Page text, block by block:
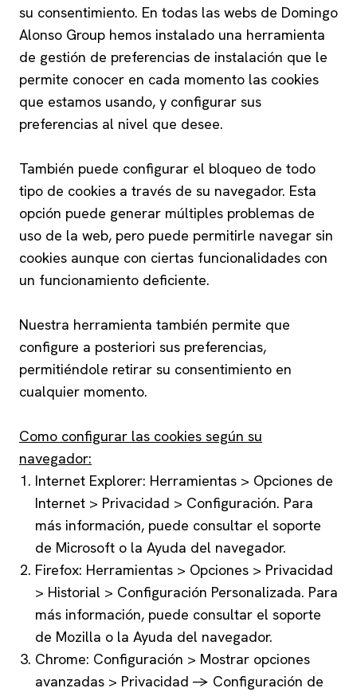
su consentimiento. En todas las webs de Domingo
Alonso Group hemos instalado una herramienta
de gestión de preferencias de instalación que le
permite conocer en cada momento las cookies
que estamos usando, y configurar sus
preferencias al nivel que desee.
También puede configurar el bloqueo de todo
tipo de cookies a través de su navegador. Esta
opción puede generar múltiples problemas de
uso de la web, pero puede permitirle navegar sin
cookies aunque con ciertas funcionalidades con
un funcionamiento deficiente.
Nuestra herramienta también permite que
configure a posteriori sus preferencias,
permitiéndole retirar su consentimiento en
cualquier momento.
Como configurar las cookies según su
navegador:
Internet Explorer: Herramientas > Opciones de
Internet > Privacidad > Configuración. Para
más información, puede consultar el soporte
de Microsoft o la Ayuda del navegador.
Firefox: Herramientas > Opciones > Privacidad
> Historial > Configuración Personalizada. Para
más información, puede consultar el soporte
de Mozilla o la Ayuda del navegador.
Chrome: Configuración > Mostrar opciones
avanzadas > Privacidad -> Configuración de